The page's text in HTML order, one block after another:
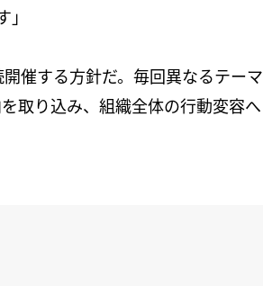
催する方針だ。毎回異なるテーマ
取り込み、組織全体の行動変容へ